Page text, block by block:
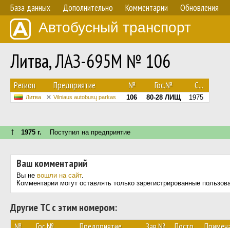
База данных Дополнительно Комментарии Обновления
Автобусный транспорт
Литва, ЛАЗ-695М № 106
Регион Предприятие № Гос.№ С...
Литва Vilniaus autobusų parkas 106 80-28 ЛИЩ 1975
↑ 1975 г. Поступил на предприятие
Ваш комментарий
Вы не вошли на сайт.
Комментарии могут оставлять только зарегистрированные
Другие ТС с этим номером: